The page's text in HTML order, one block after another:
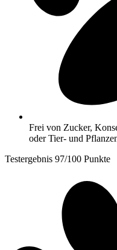
Frei von Zucker,
oder Tier- und
Testergebnis 97/100 Punkte